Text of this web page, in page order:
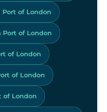
of London
of London
of London
of London
of London